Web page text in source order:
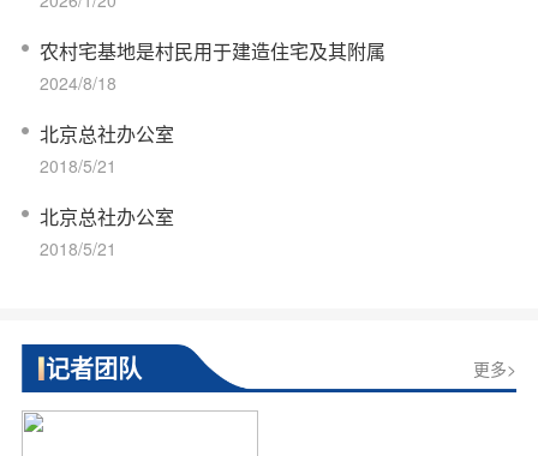
农村宅基地是村民用于建造住宅及其附属
2024/8/18
北京总社办公室
2018/5/21
北京总社办公室
2018/5/21
记者团队 更多>